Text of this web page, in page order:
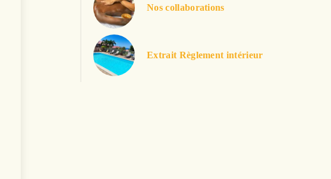
Nos collaborations
Extrait Règlement intérieur